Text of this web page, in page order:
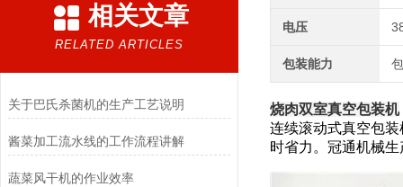
相关文章
RELATED ARTICLES
关于巴氏杀菌机的生产工艺说明
酱菜加工流水线的工作流程讲解
蔬菜风干机的作业效率
电压
包装能力
烧肉双室真空包装机
连续滚动式真空包
时省力。冠通机械